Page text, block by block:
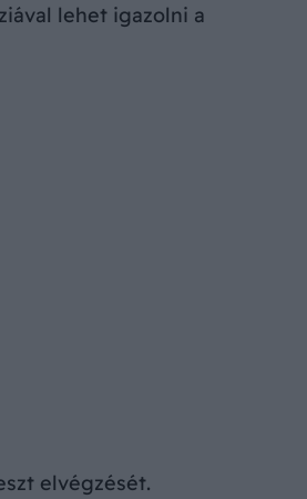
lehet igazolni a
elvégzését.